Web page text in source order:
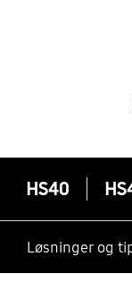
HS40
Løsninger og